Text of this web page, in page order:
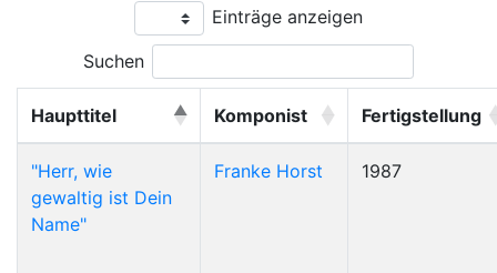
Einträge anzeigen
Suchen
Haupttitel Komponist Fertigstellung
"Herr, wie
gewaltig ist Dein
Name"
Franke Horst 1987